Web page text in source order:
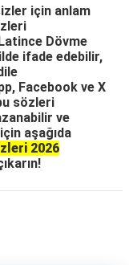
için anlam
Dövme
ifade edebilir,
Facebook ve X
sözleri
ve
aşağıda
2026